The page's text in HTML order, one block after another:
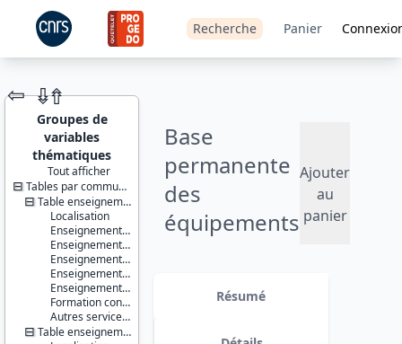
Recherche Panier
JEU DE
DONNÉES
Base
permanente
des
équipements
Ajouter
au
panier
⇦ ⇮⇮
Groupes de
variables
thématiques
Tout afficher
Tables par communes ou IRIS
Table enseignement - communes
Localisation
Enseignement du premier degré
Enseignement du second degré premier cycle
Enseignement du second degré second cycle
Enseignement supérieur non universitaire
Enseignement supérieur universitaire
Formation continue
Autres services de l'éducation
Table enseignement - IRIS
Identifiants :
lil-1483
doi:10.13144/lil-
1483
Résumé